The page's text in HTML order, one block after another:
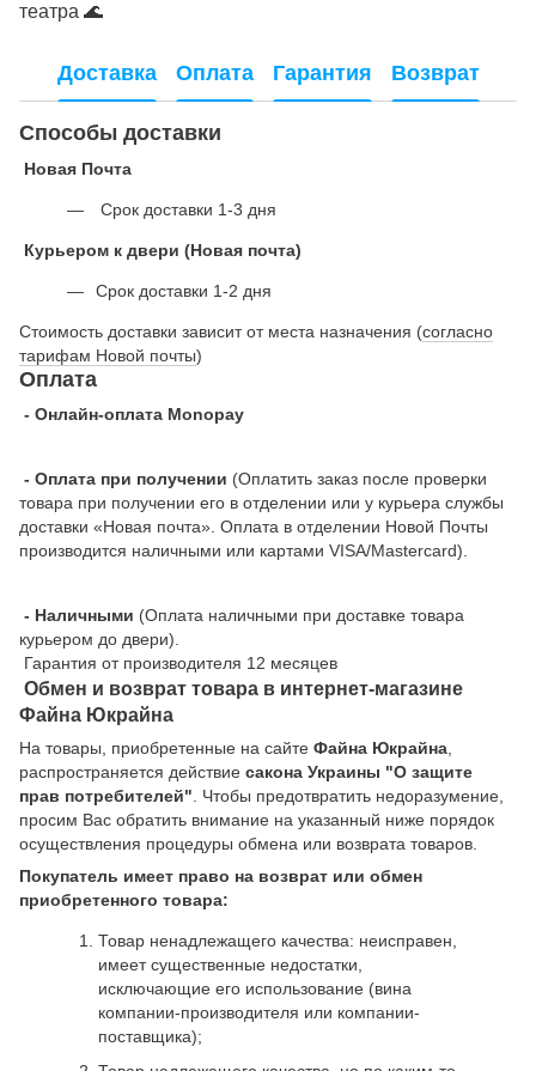
театра 🌊
Доставка Оплата Гарантия Возврат
Способы доставки
Новая Почта
Срок доставки 1-3 дня
Курьером к двери (Новая почта)
Срок доставки 1-2 дня
Стоимость доставки зависит от места назначения (согласно
тарифам Новой почты)
Оплата
- Онлайн-оплата Monopay
- Оплата при получении (Оплатить заказ после проверки
товара при получении его в отделении или у курьера службы
доставки «Новая почта». Оплата в отделении Новой Почты
производится наличными или картами VISA/Mastercard).
- Наличными (Оплата наличными при доставке товара
курьером до двери).
Гарантия от производителя 12 месяцев
Обмен и возврат товара в интернет-магазине
Файна Юкрайна
На товары, приобретенные на сайте Файна Юкрайна,
распространяется действие cакона Украины "О защите
прав потребителей". Чтобы предотвратить недоразумение,
просим Вас обратить внимание на указанный ниже порядок
осуществления процедуры обмена или возврата товаров.
Покупатель имеет право на возврат или обмен
приобретенного товара:
Товар ненадлежащего качества: неисправен,
имеет существенные недостатки,
исключающие его использование (вина
компании-производителя или компании-
поставщика);